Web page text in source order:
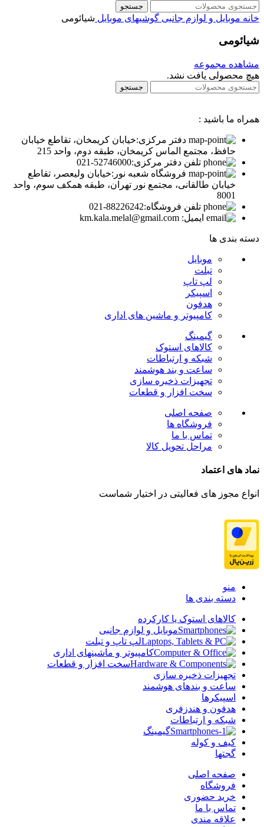
جستجو
خانه موبایل و لوازم جانبی گوشیهای موبایل شیائومی
شیائومی
مشاهده مجموعه
هیچ محصولی یافت نشد.
جستجو
همراه ما باشید :
دفتر مرکزی:خیابان کریمخان، تقاطع خیابان
حافظ، مجتمع الماس کریمخان، طبقه دوم، واحد 215
تلفن دفتر مرکزی:52746000-021
فروشگاه شعبه نور:خیابان ولیعصر، تقاطع
خیابان طالقانی، مجتمع نور تهران، طبقه همکف سوم، واحد
8001
تلفن فروشگاه:88226242-021
ایمیل: km.kala.melal@gmail.com
دسته بندی ها
موبایل
تبلت
لپ تاپ
اسپیکر
هدفون
کامپیوتر و ماشین های اداری
گیمینگ
کالاهای استوک
شبکه و ارتباطات
ساعت و بند هوشمند
تجهیزات ذخیره سازی
سخت افزار و قطعات
صفحه اصلی
فروشگاه ها
تماس با ما
مراحل تحویل کالا
نماد های اعتماد
انواع مجوز های فعالیتی در اختیار شماست
منو
دسته بندی ها
کالاهای استوک یا کارکرده
موبایل و لوازم جانبی
لپ تاپ و تبلت
کامپیوتر و ماشینهای اداری
سخت افزار و قطعات
تجهیزات ذخیره سازی
ساعت و بندهای هوشمند
اسپیکرها
هدفون و هندزفری
شبکه و ارتباطات
گیمینگ
کیف و کوله
گجتها
صفحه اصلی
فروشگاه
خرید حضوری
تماس با ما
علاقه مندی